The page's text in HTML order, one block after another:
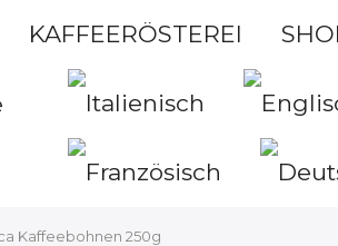
KAFFEERÖSTEREI
Kaffeebohnen 250g